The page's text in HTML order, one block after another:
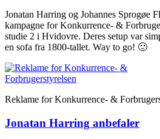
Jonatan Harring og Johannes Sprogøe
kampagne for Konkurrence- &
studie 2 i Hvidovre. Deres setup var
en sofa fra 1800-tallet. Way to go! 🙂
Reklame for Konkurrence- &
Jonatan Harring anbefaler